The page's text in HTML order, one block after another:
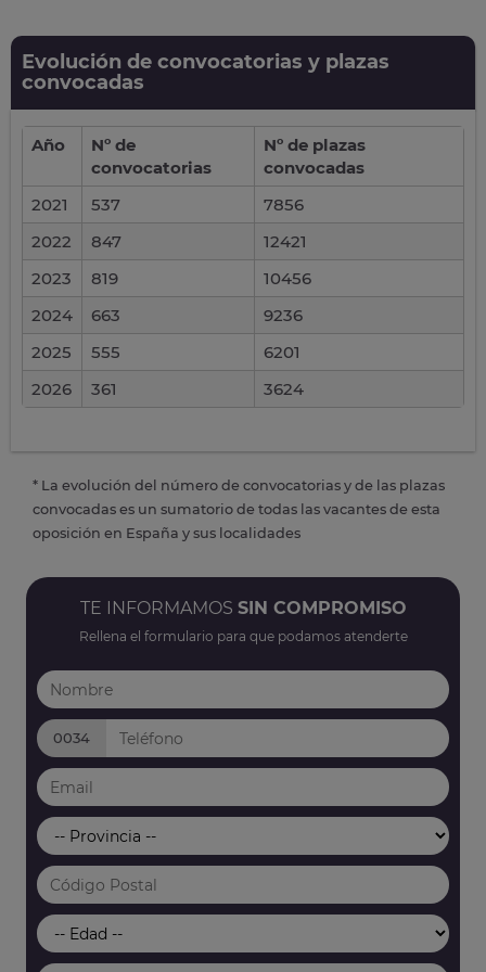
Evolución de convocatorias y plazas
convocadas
Año
Nº de
convocatorias
Nº de plazas
convocadas
2021
537
7856
2022
847
12421
2023
819
10456
2024
663
9236
2025
555
6201
2026
361 3624
* La evolución del número de convocatorias y de las plazas
convocadas es un sumatorio de todas las vacantes de esta
oposición en España y sus localidades
TE INFORMAMOS SIN COMPROMISO
Rellena el formulario para que podamos atenderte
0034